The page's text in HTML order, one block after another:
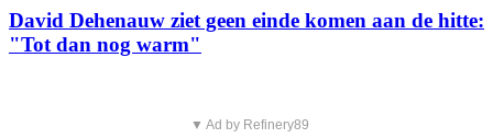
David Dehenauw ziet geen einde komen aan de hitte:
"Tot dan nog warm"
▼ Ad by Refinery89